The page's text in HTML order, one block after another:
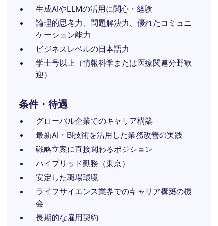
生成AIやLLMの活用に関心・経験
論理的思考力、問題解決力、優れたコミュニ
ケーション能力
ビジネスレベルの日本語力
学士号以上（情報科学または医療関連分野歓
迎）
条件・待遇
グローバル企業でのキャリア構築
最新AI・BI技術を活用した業務改善の実践
戦略立案に直接関わるポジション
ハイブリッド勤務（東京）
安定した職場環境
ライフサイエンス業界でのキャリア構築の機
会
長期的な雇用契約